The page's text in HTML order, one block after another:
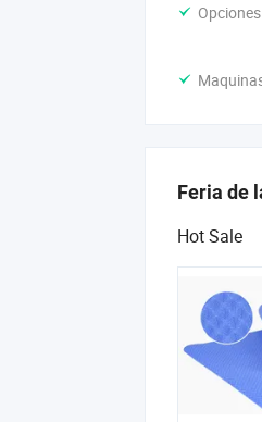
Feria de
Hot Sale